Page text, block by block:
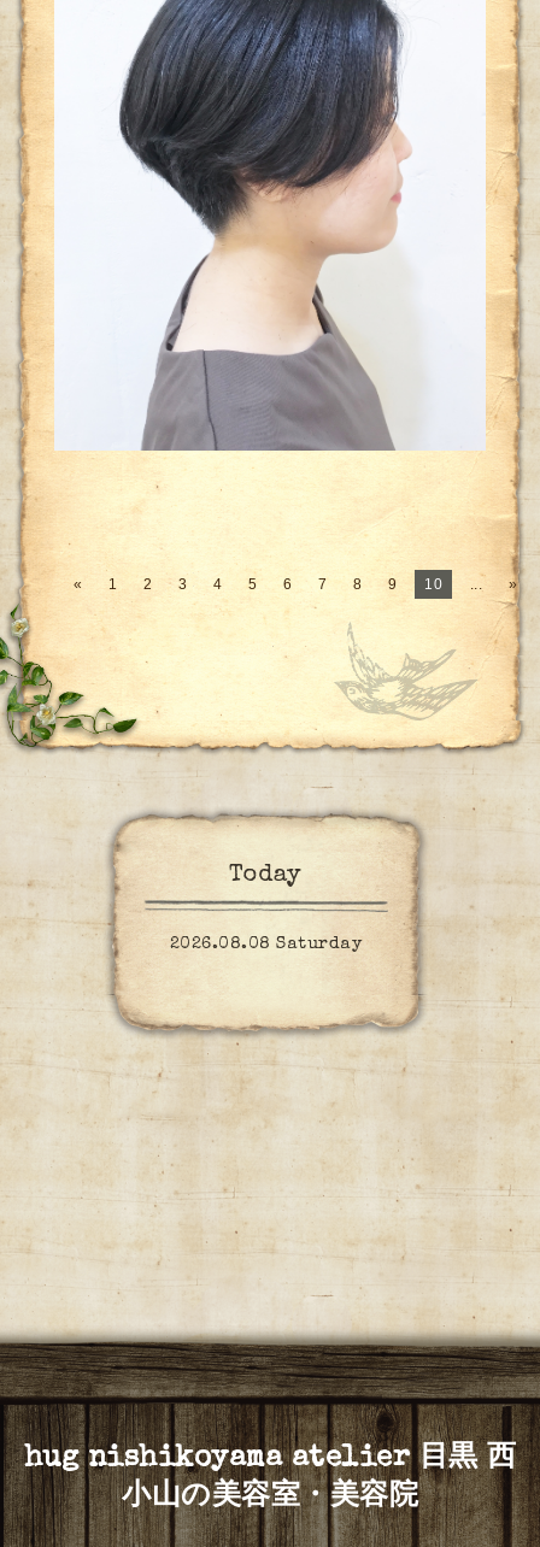
« 1 2 3 4 5 6 7 8 9 10 ... »
Today
2026.08.08 Saturday
hug nishikoyama atelier 目黒 西
小山の美容室・美容院